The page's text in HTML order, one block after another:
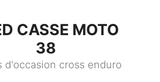
CASSE MOTO
38
d'occasion cross enduro